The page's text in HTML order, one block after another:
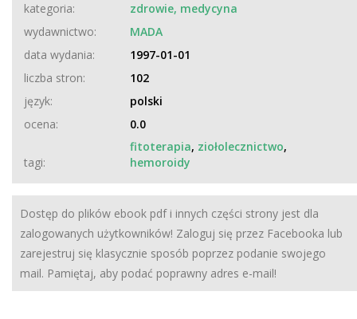
kategoria:
zdrowie, medycyna
wydawnictwo:
MADA
data wydania:
1997-01-01
liczba stron:
102
język:
polski
ocena:
0.0
tagi:
fitoterapia, ziołolecznictwo,
hemoroidy
Dostęp do plików ebook pdf i innych części strony jest dla
zalogowanych użytkowników! Zaloguj się przez Facebooka lub
zarejestruj się klasycznie sposób poprzez podanie swojego
mail. Pamiętaj, aby podać poprawny adres e-mail!